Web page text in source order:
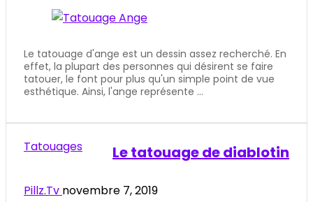
Le tatouage d'ange est un dessin assez recherché. En
effet, la plupart des personnes qui désirent se faire
tatouer, le font pour plus qu'un simple point de vue
esthétique. Ainsi, l'ange représente ...
Tatouages Le tatouage de diablotin
Pillz.Tv novembre 7, 2019